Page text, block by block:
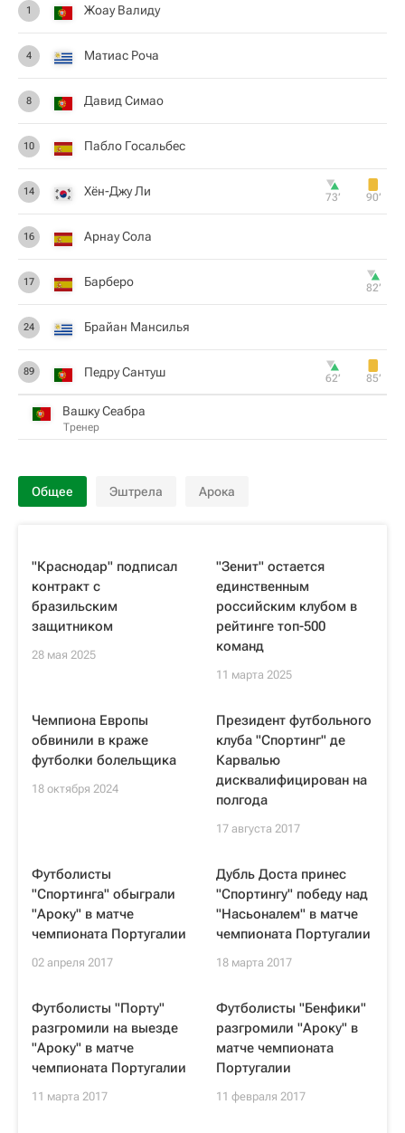
1 Жоау Валиду
4 Матиас Роча
8 Давид Симао
10 Пабло Госальбес
14 Хён-Джу Ли 73‎’‎ 90‎’‎
16 Арнау Сола
17 Барберо 82‎’‎
24 Брайан Мансилья
89 Педру Сантуш 62‎’‎ 85‎’‎
Вашку Сеабра
Тренер
Общее Эштрела Арока
"Краснодар" подписал
контракт с
бразильским
защитником
28 мая 2025
"Зенит" остается
единственным
российским клубом в
рейтинге топ-500
команд
11 марта 2025
Чемпиона Европы
обвинили в краже
футболки болельщика
18 октября 2024
Президент футбольного
клуба "Спортинг" де
Карвалью
дисквалифицирован на
полгода
17 августа 2017
Футболисты
"Спортинга" обыграли
"Ароку" в матче
чемпионата Португалии
02 апреля 2017
Дубль Доста принес
"Спортингу" победу над
"Насьоналем" в матче
чемпионата Португалии
18 марта 2017
Футболисты "Порту"
разгромили на выезде
"Ароку" в матче
чемпионата Португалии
11 марта 2017
Футболисты "Бенфики"
разгромили "Ароку" в
матче чемпионата
Португалии
11 февраля 2017